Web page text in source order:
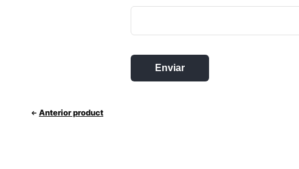
Anterior product